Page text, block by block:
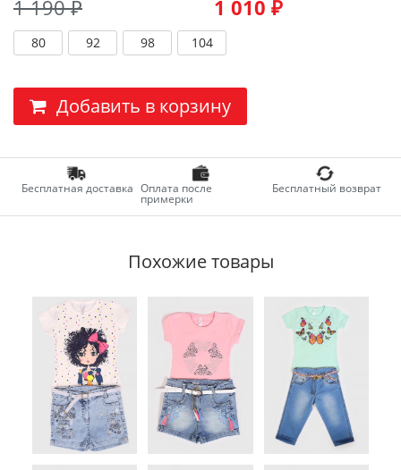
1 190 ₽ 1 010 ₽
80 92 98 104
Добавить в корзину
Бесплатная доставка Оплата после
примерки
Бесплатный возврат
Похожие товары